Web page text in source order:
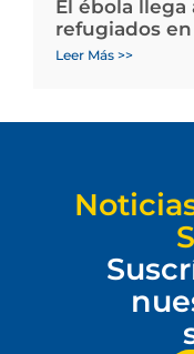
El ébola
refugiados en
Leer Más >>